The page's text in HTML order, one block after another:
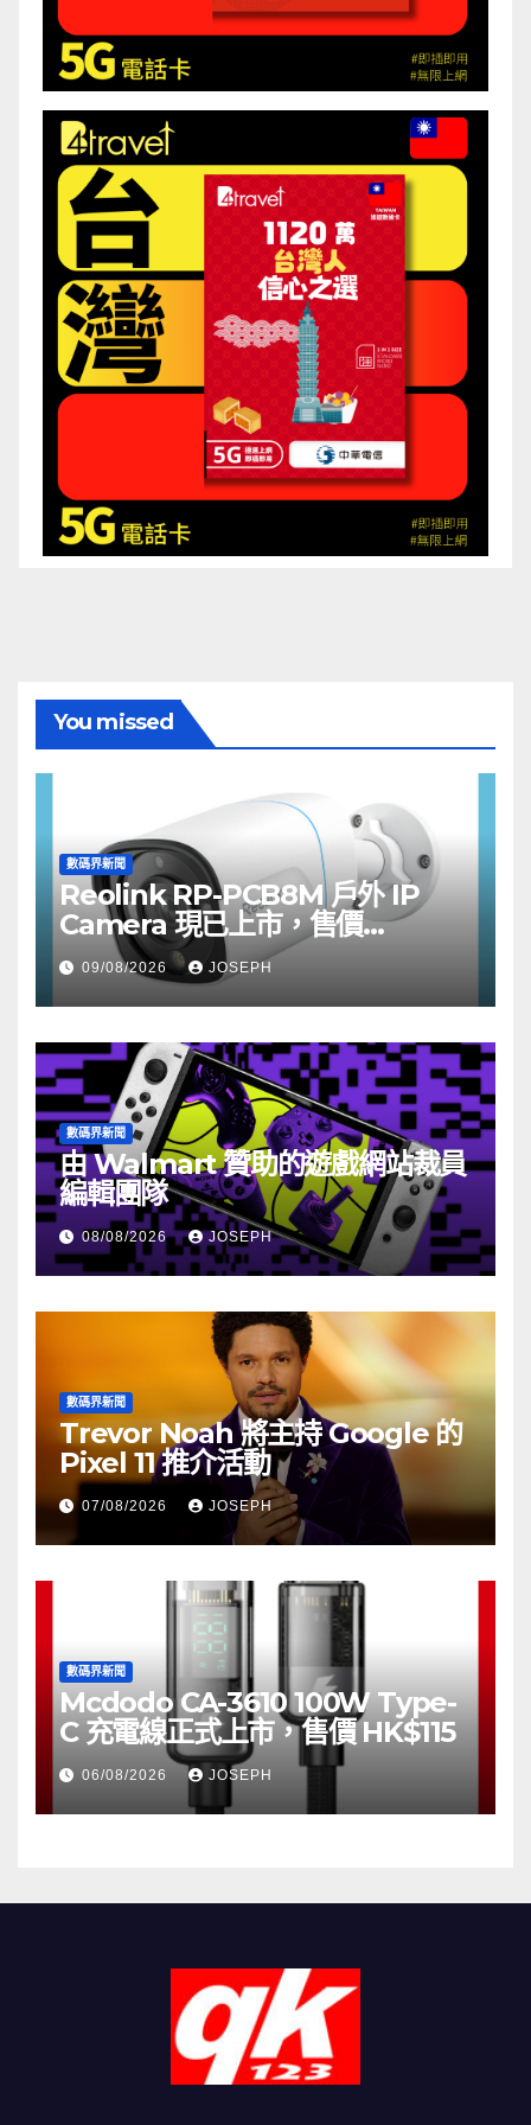
You missed
數碼界新聞
Reolink RP-PCB8M 戶外 IP
Camera 現已上市，售價
HK$722
09/08/2026 JOSEPH
數碼界新聞
由 Walmart 贊助的遊戲網站裁員
編輯團隊
08/08/2026 JOSEPH
數碼界新聞
Trevor Noah 將主持 Google 的
Pixel 11 推介活動
07/08/2026 JOSEPH
數碼界新聞
Mcdodo CA-3610 100W Type-
C 充電線正式上市，售價 HK$115
06/08/2026 JOSEPH